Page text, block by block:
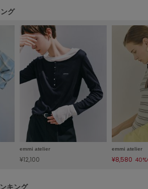
グ
emmi atelier
¥12,100
emmi atelier
¥8,580
キング